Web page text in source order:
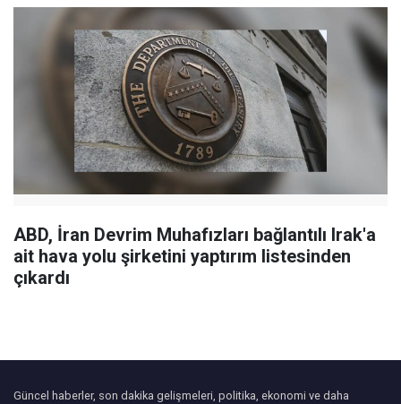
ABD, İran Devrim Muhafızları bağlantılı Irak'a
ait hava yolu şirketini yaptırım listesinden
çıkardı
Güncel haberler, son dakika gelişmeleri, politika, ekonomi ve daha